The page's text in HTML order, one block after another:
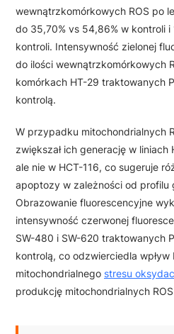
wewnątrzkomórkowych ROS po
do 35,70% vs 54,86% w kontroli i
kontroli. Intensywność zielonej
do ilości wewnątrzkomórkowych
komórkach HT-29 traktowanych
kontrolą.
W przypadku mitochondrialnych
zwiększał ich generację w
ale nie w HCT-116, co sugeruje
apoptozy w zależności od profilu
Obrazowanie fluorescencyjne
intensywność czerwonej
SW-480 i SW-620 traktowanych
kontrolą, co odzwierciedla wpływ
mitochondrialnego stresu
produkcję mitochondrialnych